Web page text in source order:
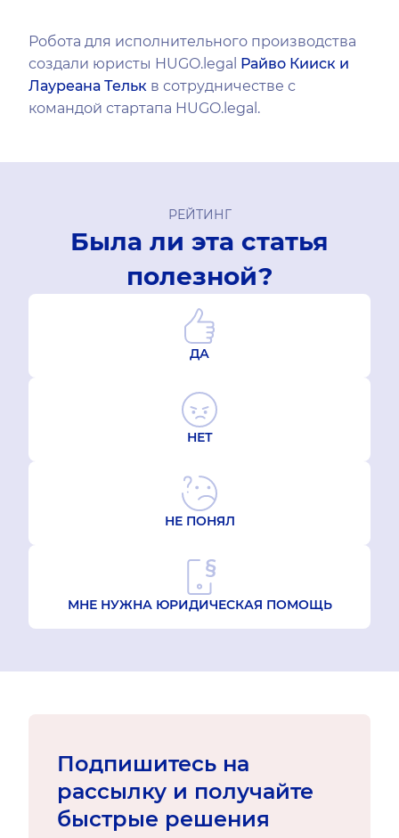
Робота для исполнительного производства
создали юристы HUGO.legal Райво Кииск и
Лауреана Тельк в сотрудничестве с
командой стартапа HUGO.legal.
РЕЙТИНГ
Была ли эта статья
полезной?
ДА
НЕТ
НЕ ПОНЯЛ
МНЕ НУЖНА ЮРИДИЧЕСКАЯ ПОМОЩЬ
Подпишитесь на
рассылку и получайте
быстрые решения